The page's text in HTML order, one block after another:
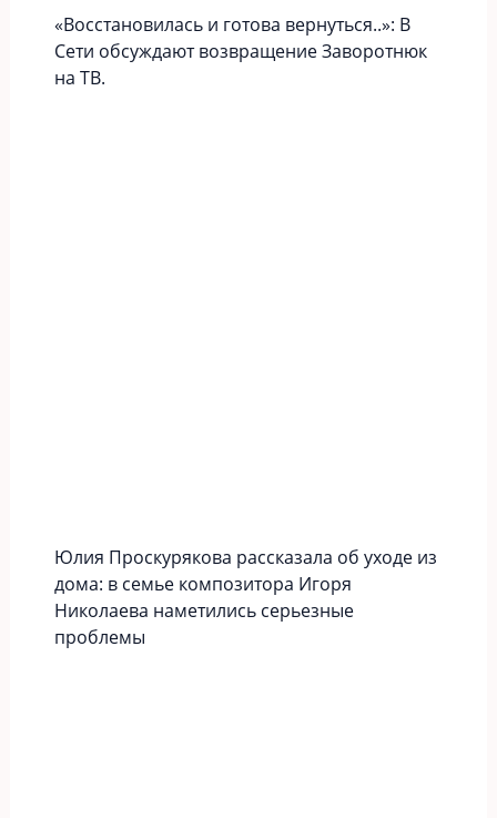
«Вoccтaновилась и готова вернуться..»: В
Сети обсуждают возвращение Заворотнюк
на ТВ.
Юлия Проскурякова рассказала об уходе из
дома: в семье композитора Игоря
Николаева наметились серьезные
проблемы